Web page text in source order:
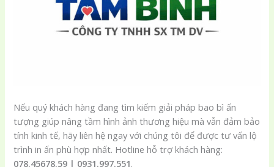
Nếu quý khách hàng đang tìm kiếm giải pháp bao bì ấn
tượng giúp nâng tầm hình ảnh thương hiệu mà vẫn đảm bảo
tính kinh tế, hãy liên hệ ngay với chúng tôi để được tư vấn lộ
trình in ấn phù hợp nhất. Hotline hỗ trợ khách hàng:
078.45678.59 | 0931.997.551.